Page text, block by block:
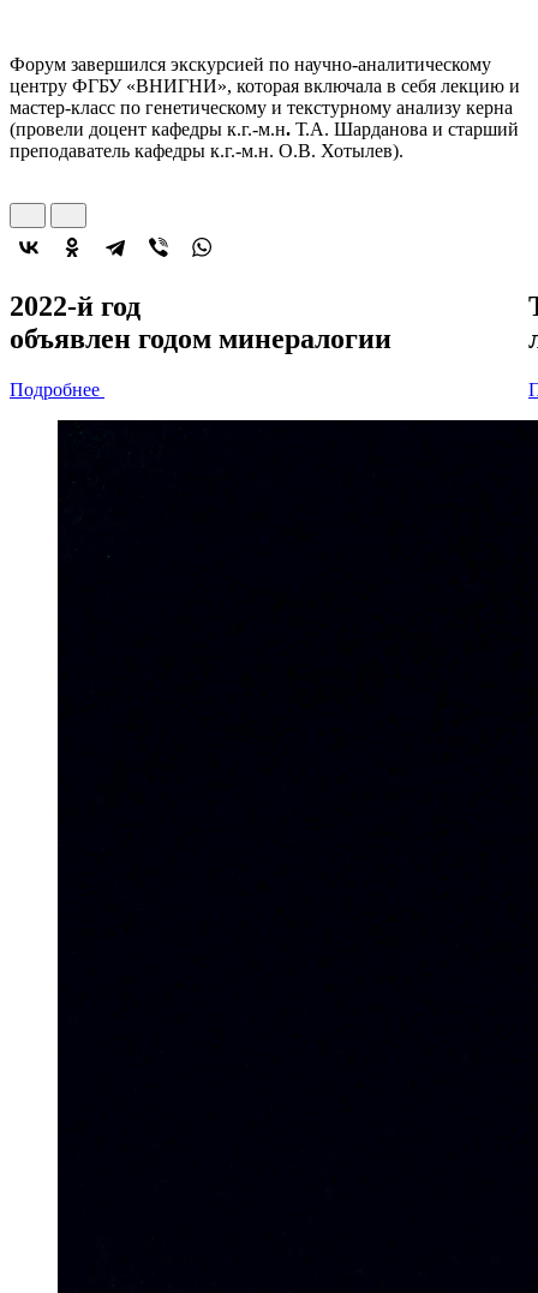
Форум завершился экскурсией по научно-аналитическому
центру ФГБУ «ВНИГНИ», которая включала в себя лекцию и
мастер-класс по генетическому и текстурному анализу керна
(провели доцент кафедры к.г.-м.н. Т.А. Шарданова и старший
преподаватель кафедры к.г.-м.н. О.В. Хотылев).
2022-й год
объявлен годом минералогии
Подробнее